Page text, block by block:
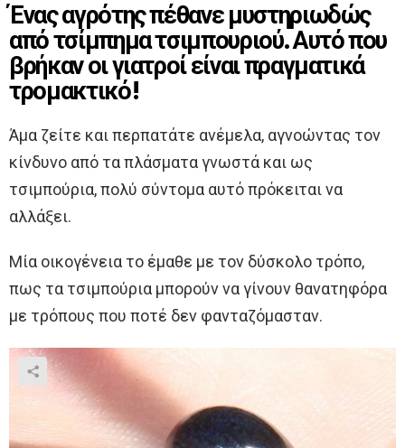
Ένας αγρότης πέθανε μυστηριωδώς
από τσίμπημα τσιμπουριού. Αυτό που
βρήκαν οι γιατροί είναι πραγματικά
τρομακτικό!
Άμα ζείτε και περπατάτε ανέμελα, αγνοώντας τον
κίνδυνο από τα πλάσματα γνωστά και ως
τσιμπούρια, πολύ σύντομα αυτό πρόκειται να
αλλάξει.
Μία οικογένεια το έμαθε με τον δύσκολο τρόπο,
πως τα τσιμπούρια μπορούν να γίνουν θανατηφόρα
με τρόπους που ποτέ δεν φανταζόμασταν.